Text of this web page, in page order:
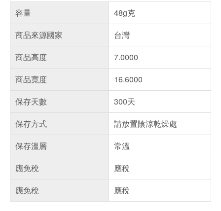
容量
48g克
商品來源國家
台灣
商品高度
7.0000
商品寬度
16.6000
保存天數
300天
保存方式
請放置陰涼乾燥處
保存溫層
常溫
應免稅
應稅
應免稅
應稅